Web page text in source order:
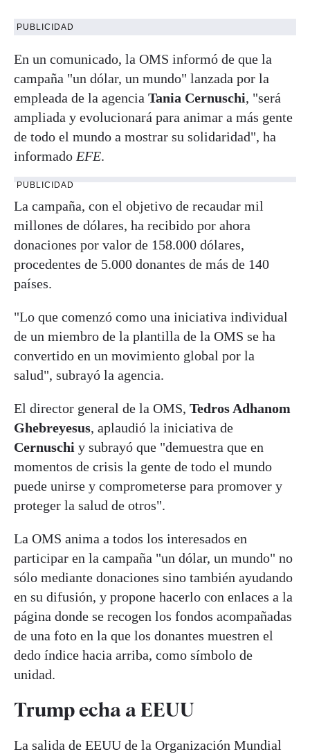
PUBLICIDAD
En un comunicado, la OMS informó de que la
campaña "un dólar, un mundo" lanzada por la
empleada de la agencia Tania Cernuschi, "será
ampliada y evolucionará para animar a más gente
de todo el mundo a mostrar su solidaridad", ha
informado EFE.
PUBLICIDAD
La campaña, con el objetivo de recaudar mil
millones de dólares, ha recibido por ahora
donaciones por valor de 158.000 dólares,
procedentes de 5.000 donantes de más de 140
países.
"Lo que comenzó como una iniciativa individual
de un miembro de la plantilla de la OMS se ha
convertido en un movimiento global por la
salud", subrayó la agencia.
El director general de la OMS, Tedros Adhanom
Ghebreyesus, aplaudió la iniciativa de
Cernuschi y subrayó que "demuestra que en
momentos de crisis la gente de todo el mundo
puede unirse y comprometerse para promover y
proteger la salud de otros".
La OMS anima a todos los interesados en
participar en la campaña "un dólar, un mundo" no
sólo mediante donaciones sino también ayudando
en su difusión, y propone hacerlo con enlaces a la
página donde se recogen los fondos acompañadas
de una foto en la que los donantes muestren el
dedo índice hacia arriba, como símbolo de
unidad.
Trump echa a EEUU
La salida de EEUU de la Organización Mundial